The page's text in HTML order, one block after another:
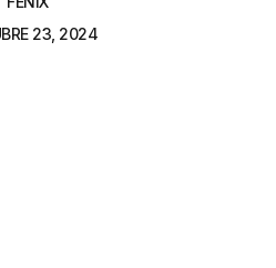
23, 2024